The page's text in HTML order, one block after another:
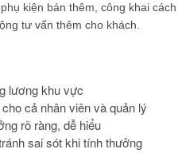
kiện bán thêm, công khai
tư vấn thêm cho khách.
lương khu vực
cả nhân viên và quản lý
rõ ràng, dễ hiểu
sai sót khi tính thưởng